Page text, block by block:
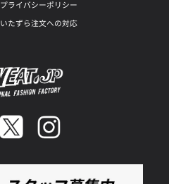
プライバシーポリシー
いたずら注文への対応